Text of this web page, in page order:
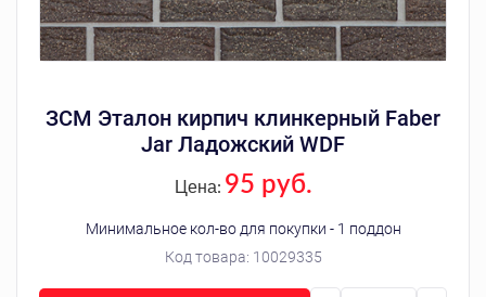
ЗСМ Эталон кирпич клинкерный Faber
Jar Ладожский WDF
Код товара: 10029335
Цена: 95 руб.
Минимальное кол-во для покупки - 1 поддон